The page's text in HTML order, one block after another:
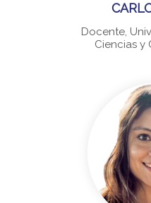
Docente,
Ciencias y